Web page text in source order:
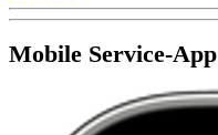
Mobile Service-App